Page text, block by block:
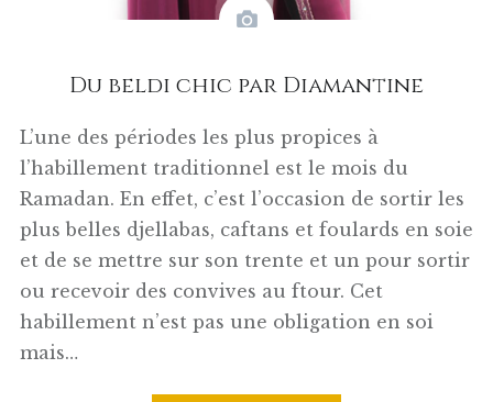
Du beldi chic par Diamantine
L’une des périodes les plus propices à
l’habillement traditionnel est le mois du
Ramadan. En effet, c’est l’occasion de sortir les
plus belles djellabas, caftans et foulards en soie
et de se mettre sur son trente et un pour sortir
ou recevoir des convives au ftour. Cet
habillement n’est pas une obligation en soi
mais…